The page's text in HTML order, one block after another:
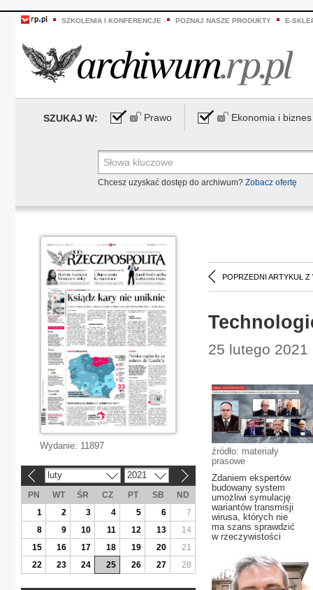
SZKOLENIA I KONFERENCJE POZNAJ NASZE PRODUKTY E-
SZUKAJ W: Prawo Ekonomia i biznes
Chcesz uzyskać dostęp do archiwum? Zobacz ofertę
POPRZEDNI ARTYKUŁ Z
25 lutego
źródło: materiały
prasowe
Zdaniem ekspertów
budowany system
umożliwi symulację
wariantów transmisji
wirusa, których nie
ma szans sprawdzić
w rzeczywistości
Wydanie: 11897
luty 2021
PN WT ŚR CZ PT SB
ND
1
2 3 4 5 6
7
8
9 10 11 12 13
14
15
16 17 18 19 20
21
22
23 24 25 26 27 28